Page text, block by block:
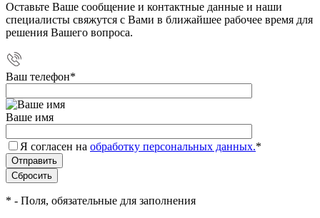
Оставьте Ваше сообщение и контактные данные и наши
специалисты свяжутся с Вами в ближайшее рабочее время для
решения Вашего вопроса.
Ваш телефон*
Ваше имя
Я согласен на обработку персональных данных.*
* - Поля, обязательные для заполнения